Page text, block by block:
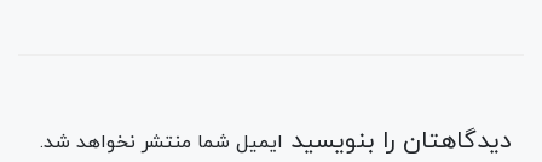
دیدگاهتان را بنویسید ایمیل شما منتشر نخواهد شد.